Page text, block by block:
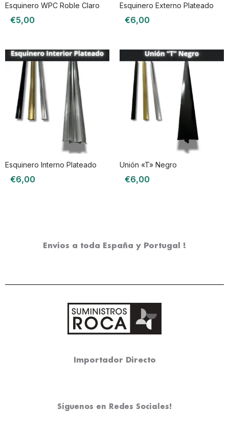
Esquinero WPC Roble Claro
€5,00
Esquinero Externo Plateado
€6,00
Esquinero Interno Plateado
€6,00
Unión «T» Negro
€6,00
Envios a toda España y Portugal !
Importador Directo
Síguenos en Redes Sociales!